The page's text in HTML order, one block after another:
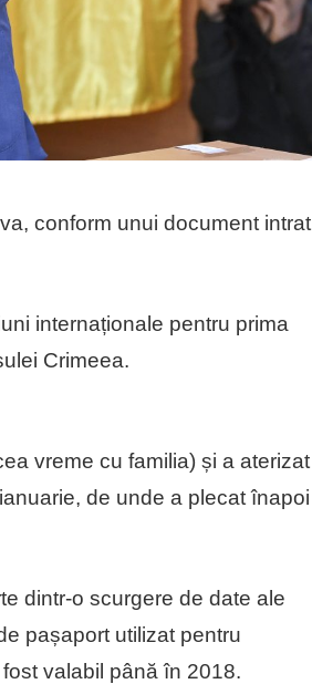
conform unui document intrat
internaționale pentru prima
Crimeea.
vreme cu familia) și a aterizat
de unde a plecat înapoi
dintr-o scurgere de date ale
pașaport utilizat pentru
valabil până în 2018.